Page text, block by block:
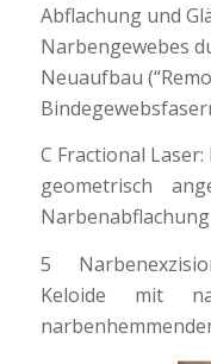
Abflachung und
Narbengewebes
Neuaufbau
C Fractional
geometrisch
5
Keloide mit